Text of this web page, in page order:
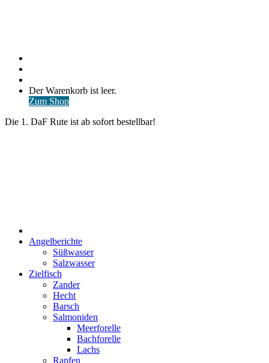
Warenkorb
ansehen
Der Warenkorb ist leer.
Zum Shop
Die 1. DaF Rute ist ab sofort bestellbar!
Angelberichte
Süßwasser
Salzwasser
Zielfisch
Zander
Hecht
Barsch
Salmoniden
Meerforelle
Bachforelle
Lachs
Rapfen